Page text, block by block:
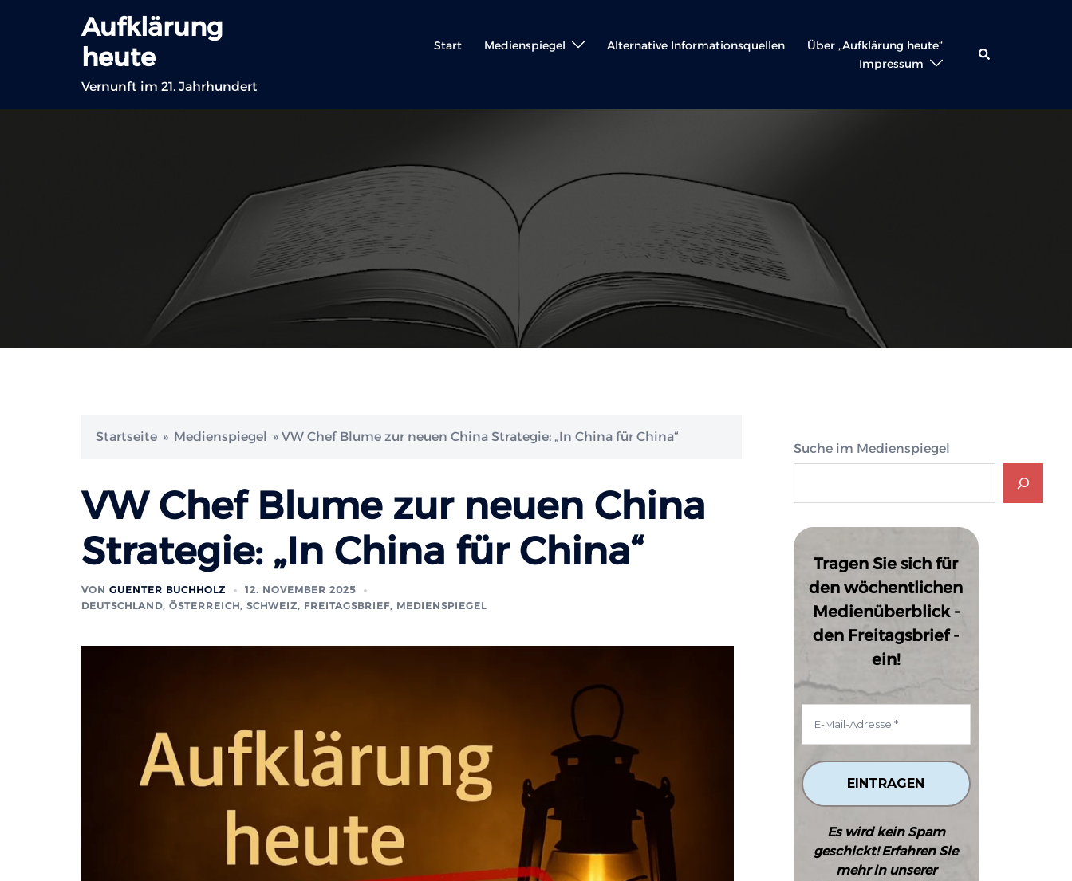
Aufklärung
heute
Vernunft im 21. Jahrhundert
Start Medienspiegel Alternative Informationsquellen
Über „Aufklärung heute“
Impressum
Suche
Startseite » Medienspiegel » VW Chef Blume zur neuen China Strategie: „In China für China“
VW Chef Blume zur neuen China
Strategie: „In China für China“
VON GUENTER BUCHHOLZ
12. NOVEMBER 2025
DEUTSCHLAND, ÖSTERREICH, SCHWEIZ, FREITAGSBRIEF, MEDIENSPIEGEL
Suche im Medienspiegel
Tragen Sie sich für
den wöchentlichen
Medienüberblick -
den Freitagsbrief -
ein!
Es wird kein Spam
geschickt! Erfahren Sie
mehr in unserer